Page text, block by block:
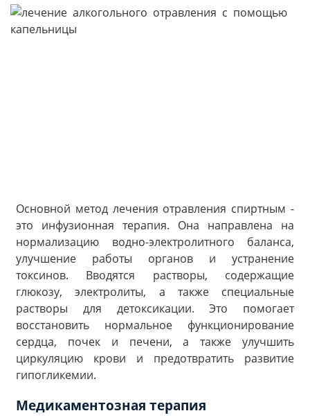
Основной метод лечения отравления спиртным -
это инфузионная терапия. Она направлена на
нормализацию водно-электролитного баланса,
улучшение работы органов и устранение
токсинов. Вводятся растворы, содержащие
глюкозу, электролиты, а также специальные
растворы для детоксикации. Это помогает
восстановить нормальное функционирование
сердца, почек и печени, а также улучшить
циркуляцию крови и предотвратить развитие
гипогликемии.
Медикаментозная терапия